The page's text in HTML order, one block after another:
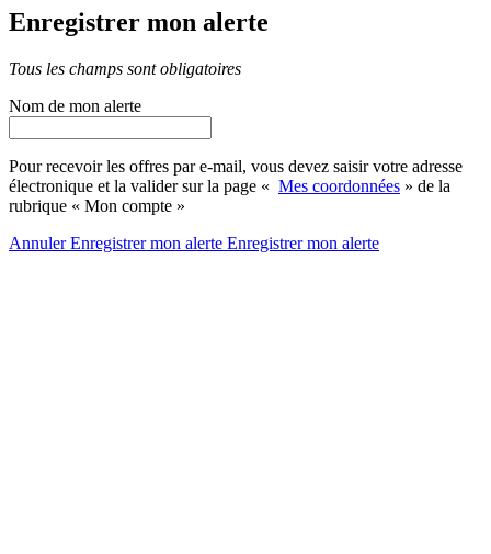
Enregistrer mon alerte
Tous les champs sont obligatoires
Nom de mon alerte
Pour recevoir les offres par e-mail, vous devez saisir votre adresse
électronique et la valider sur la page « Mes coordonnées » de la
rubrique « Mon compte »
AnnulerEnregistrer mon alerte Enregistrermon alerte